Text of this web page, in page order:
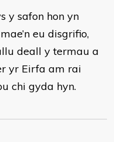
y safon hon yn
eu disgrifio,
deall y termau a
yr Eirfa am rai
chi gyda hyn.